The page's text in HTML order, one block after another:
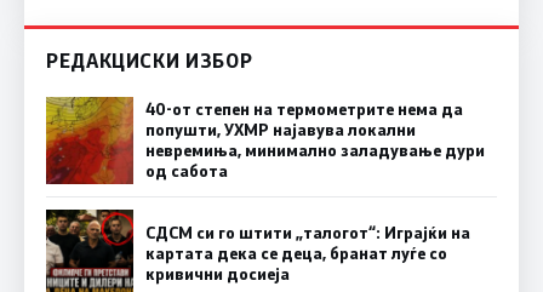
РЕДАКЦИСКИ ИЗБОР
40-от степен на термометрите нема да
попушти, УХМР најавува локални
невремиња, минимално заладување дури
од сабота
СДСМ си го штити „талогот“: Играјќи на
картата дека се деца, бранат луѓе со
кривични досиеја